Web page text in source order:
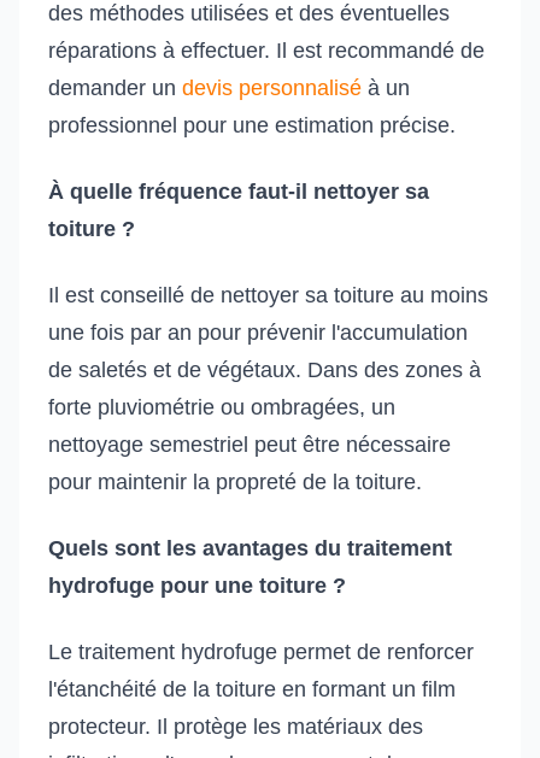
des méthodes utilisées et des éventuelles
réparations à effectuer. Il est recommandé de
demander un devis personnalisé à un
professionnel pour une estimation précise.
À quelle fréquence faut-il nettoyer sa
toiture ?
Il est conseillé de nettoyer sa toiture au moins
une fois par an pour prévenir l'accumulation
de saletés et de végétaux. Dans des zones à
forte pluviométrie ou ombragées, un
nettoyage semestriel peut être nécessaire
pour maintenir la propreté de la toiture.
Quels sont les avantages du traitement
hydrofuge pour une toiture ?
Le traitement hydrofuge permet de renforcer
l'étanchéité de la toiture en formant un film
protecteur. Il protège les matériaux des